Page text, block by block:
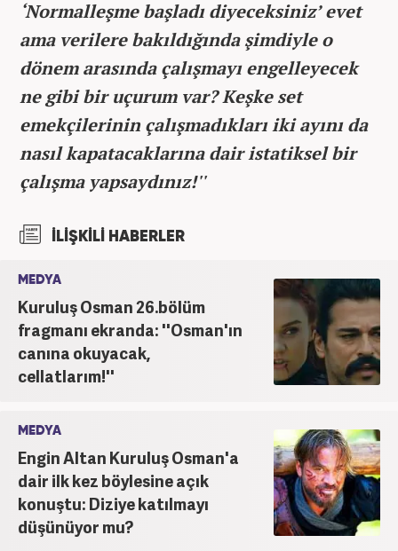
‘Normalleşme başladı diyeceksiniz’ evet
ama verilere bakıldığında şimdiyle o
dönem arasında çalışmayı engelleyecek
ne gibi bir uçurum var? Keşke set
emekçilerinin çalışmadıkları iki ayını da
nasıl kapatacaklarına dair istatiksel bir
çalışma yapsaydınız!''
İLİŞKİLİ HABERLER
MEDYA
Kuruluş Osman 26.bölüm
fragmanı ekranda: ''Osman'ın
canına okuyacak,
cellatlarım!''
MEDYA
Engin Altan Kuruluş Osman'a
dair ilk kez böylesine açık
konuştu: Diziye katılmayı
düşünüyor mu?